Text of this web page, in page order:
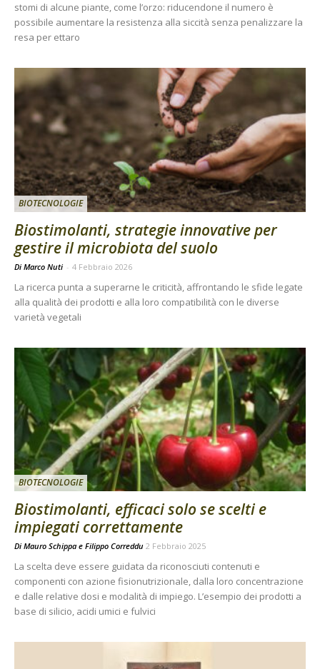
stomi di alcune piante, come l’orzo: riducendone il numero è
possibile aumentare la resistenza alla siccità senza penalizzare la
resa per ettaro
BIOTECNOLOGIE
Biostimolanti, strategie innovative per
gestire il microbiota del suolo
Di Marco Nuti - 4 Febbraio 2026
La ricerca punta a superarne le criticità, affrontando le sfide legate
alla qualità dei prodotti e alla loro compatibilità con le diverse
varietà vegetali
BIOTECNOLOGIE
Biostimolanti, efficaci solo se scelti e
impiegati correttamente
Di Mauro Schippa e Filippo Correddu 2 Febbraio 2025
La scelta deve essere guidata da riconosciuti contenuti e
componenti con azione fisionutrizionale, dalla loro concentrazione
e dalle relative dosi e modalità di impiego. L’esempio dei prodotti a
base di silicio, acidi umici e fulvici